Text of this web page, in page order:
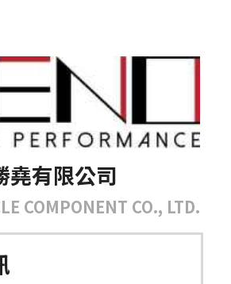
堯有限公司
COMPONENT CO., LTD.